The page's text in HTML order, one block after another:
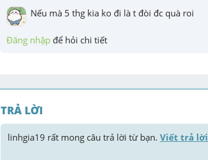
Nếu mà 5 thg kia ko đi là t đòi đc quà roi
Đăng nhập để hỏi chi tiết
TRẢ LỜI
linhgia19 rất mong câu trả lời từ bạn. Viết trả lời